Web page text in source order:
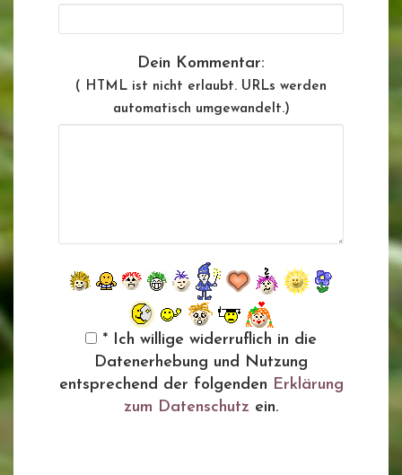
Dein Kommentar:
( HTML ist nicht erlaubt. URLs werden
automatisch umgewandelt.)
* Ich willige widerruflich in die
Datenerhebung und Nutzung
entsprechend der folgenden Erklärung
zum Datenschutz ein.